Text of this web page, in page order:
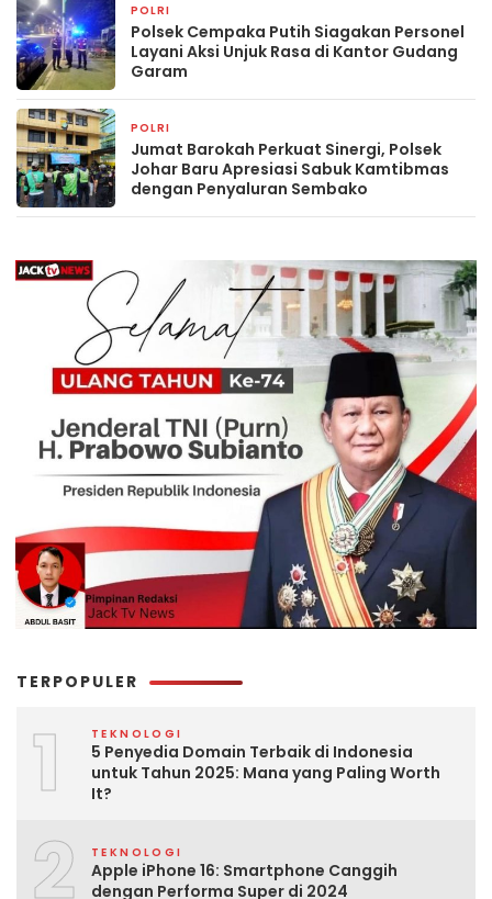
POLRI
Polsek Cempaka Putih Siagakan Personel
Layani Aksi Unjuk Rasa di Kantor Gudang
Garam
POLRI
Jumat Barokah Perkuat Sinergi, Polsek
Johar Baru Apresiasi Sabuk Kamtibmas
dengan Penyaluran Sembako
TERPOPULER
1 TEKNOLOGI
5 Penyedia Domain Terbaik di Indonesia
untuk Tahun 2025: Mana yang Paling Worth
It?
2 TEKNOLOGI
Apple iPhone 16: Smartphone Canggih
dengan Performa Super di 2024